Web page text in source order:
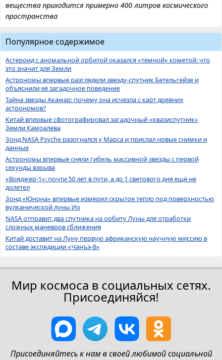
вещества приходится примерно 400 литров космического
пространства
Популярное содержимое
Астероид с аномальной орбитой оказался «темной» кометой: что
это значит для Земли
Астрономы впервые разглядели звезду-спутник Бетельгейзе и
объяснили её загадочное поведение
Тайна звезды Акамар: почему она исчезла с карт древних
астрономов?
Китай впервые сфотографировал загадочный «квазиспутник»
Земли Камоалева
Зонд NASA Psyche разогнался у Марса и прислал новые снимки и
данные
Астрономы впервые сняли гибель массивной звезды с первой
секунды взрыва
«Вояджер-1»: почти 50 лет в пути, а до 1 светового дня ещё не
долетел
Зонд «Юнона» впервые измерил скрытое тепло под поверхностью
вулканической луны Ио
NASA отправит два спутника на орбиту Луны для отработки
сложных маневров сближения
Китай доставит на Луну первую африканскую научную миссию в
составе экспедиции «Чанъэ-8»
Мир космоса в социальных сетях.
Присоединяйся!
Присоединяйтесь к нам в своей любимой социальной